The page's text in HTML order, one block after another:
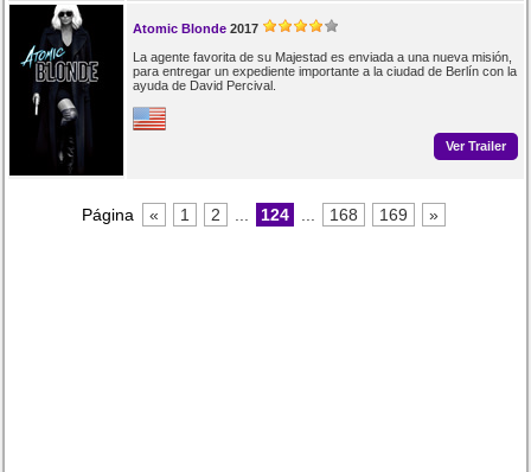
Atomic Blonde 2017
La agente favorita de su Majestad es enviada a una nueva misión,
para entregar un expediente importante a la ciudad de Berlín con la
ayuda de David Percival.
Ver Trailer
Página « 1 2 124 168 169 »